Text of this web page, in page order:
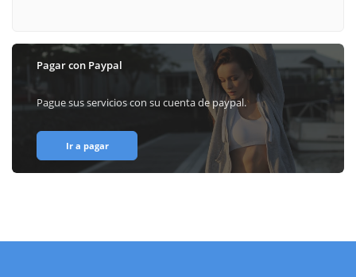
Pagar con Paypal
Pague sus servicios con su cuenta de paypal.
Ir a pagar